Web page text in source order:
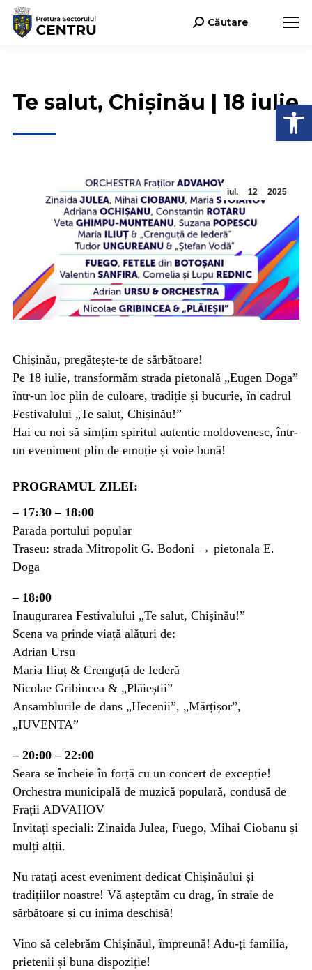
Search:Căutare
Te salut, Chișinău | 18 iulie
iul. 12 2025
Chișinău, pregătește-te de sărbătoare!
Pe 18 iulie, transformăm strada pietonală „Eugen Doga”
într-un loc plin de culoare, tradiție și bucurie, în cadrul
Festivalului „Te salut, Chișinău!”
Hai cu noi să simțim spiritul autentic moldovenesc, într-
un eveniment plin de emoție și voie bună!
PROGRAMUL ZILEI:
– 17:30 – 18:00
Parada portului popular
Traseu: strada Mitropolit G. Bodoni → pietonala E.
Doga
– 18:00
Inaugurarea Festivalului „Te salut, Chișinău!”
Scena va prinde viață alături de:
Adrian Ursu
Maria Iliuț & Crenguță de Iederă
Nicolae Gribincea & „Plăieștii”
Ansamblurile de dans „Hecenii”, „Mărțișor”,
„IUVENTA”
– 20:00 – 22:00
Seara se încheie în forță cu un concert de excepție!
Orchestra municipală de muzică populară, condusă de
Frații ADVAHOV
Invitați speciali: Zinaida Julea, Fuego, Mihai Ciobanu și
mulți alții.
Nu ratați acest eveniment dedicat Chișinăului și
tradițiilor noastre! Vă așteptăm cu drag, în straie de
sărbătoare și cu inima deschisă!
Vino să celebrăm Chișinăul, împreună! Adu-ți familia,
prietenii și buna dispoziție!